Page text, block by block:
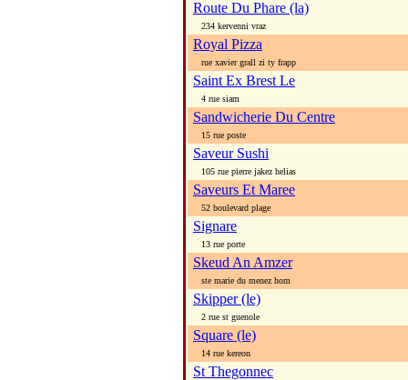
Route Du Phare (la)
234 kervenni vraz
Royal Pizza
rue xavier grall zi ty frapp
Saint Ex Brest Le
4 rue siam
Sandwicherie Du Centre
15 rue poste
Saveur Sushi
105 rue pierre jakez helias
Saveurs Et Maree
52 boulevard plage
Signare
13 rue porte
Skeud An Amzer
ste marie du menez hom
Skipper (le)
2 rue st guenole
Square (le)
14 rue kereon
St Thegonnec